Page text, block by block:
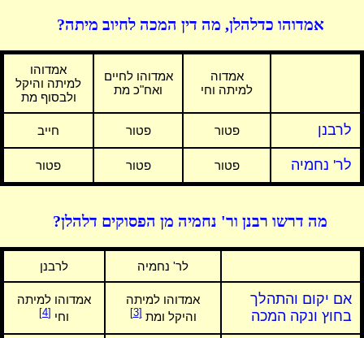
אמדוהו כדלהלן, מה דין המכה לחיוב מיתה?
אמדוה
למיתה וחי
אמדוהו לחיים
ואח"כ מת
אמדוהו
למיתה והיקל
ולבסוף מת
לרבנן פטור פטור חייב
לר' נחמיה פטור פטור פטור
מה דרשו רבנן ור' נחמיה מן הפסוקים דלהלן?
לר' נחמיה לרבנן
אם יקום והתהלך
בחוץ ונקה המכה
אמדוהו למיתה
והיקל ומת[3]
אמדוהו למיתה
וחי [4]